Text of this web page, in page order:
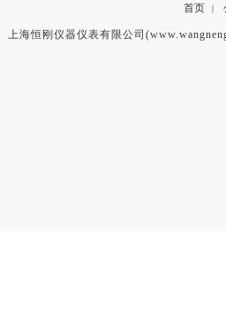
首页 |
上海恒刚仪器仪表有限公司